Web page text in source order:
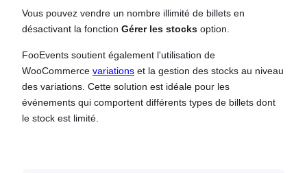
Vous pouvez vendre un nombre illimité de billets en
désactivant la fonction Gérer les stocks option.
FooEvents soutient également l'utilisation de
WooCommerce variations et la gestion des stocks au niveau
des variations. Cette solution est idéale pour les
événements qui comportent différents types de billets dont
le stock est limité.